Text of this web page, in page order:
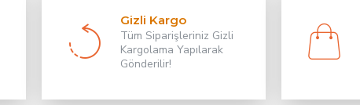
Gizli Kargo
Tüm Siparişleriniz Gizli
Kargolama Yapılarak
Gönderilir!